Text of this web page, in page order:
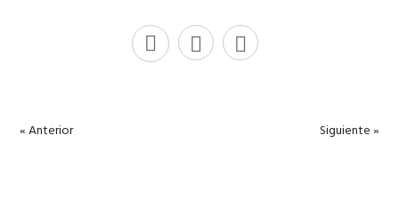
« Anterior Siguiente »